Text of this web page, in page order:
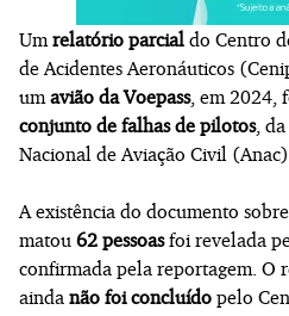
Umrelatório parcial do Centro
de Acidentes Aeronáuticos
umavião da Voepass, em 2024,
conjunto de falhas de pilotos,
Nacional de Aviação Civil
A existência do documento
matou 62 pessoasfoi revelada
confirmada pela reportagem. O
ainda não foi concluído pelo